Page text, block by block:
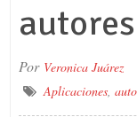
Por Veronica Juárez
Aplicaciones,